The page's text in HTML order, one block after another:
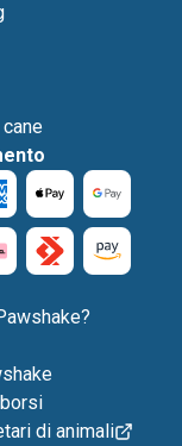
di animali